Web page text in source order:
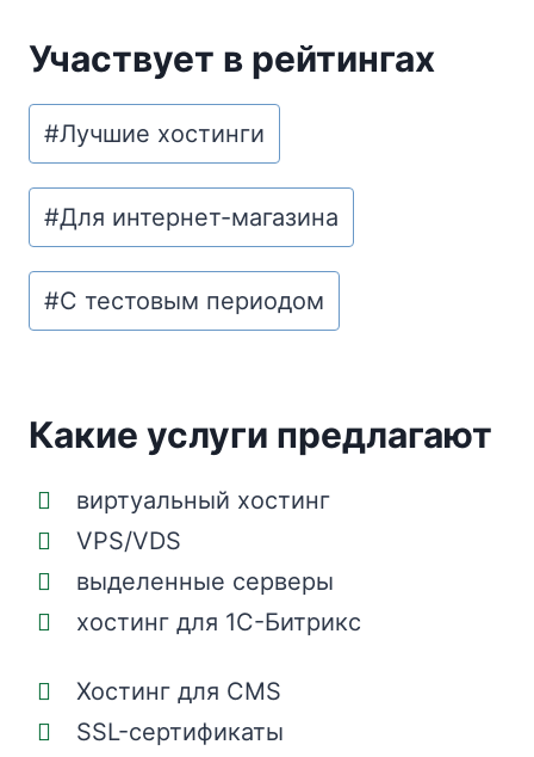
Участвует в рейтингах
#Лучшие хостинги
#Для интернет-магазина
#С тестовым периодом
Какие услуги предлагают
виртуальный хостинг
VPS/VDS
выделенные серверы
хостинг для 1С-Битрикс
Хостинг для CMS
SSL-сертификаты